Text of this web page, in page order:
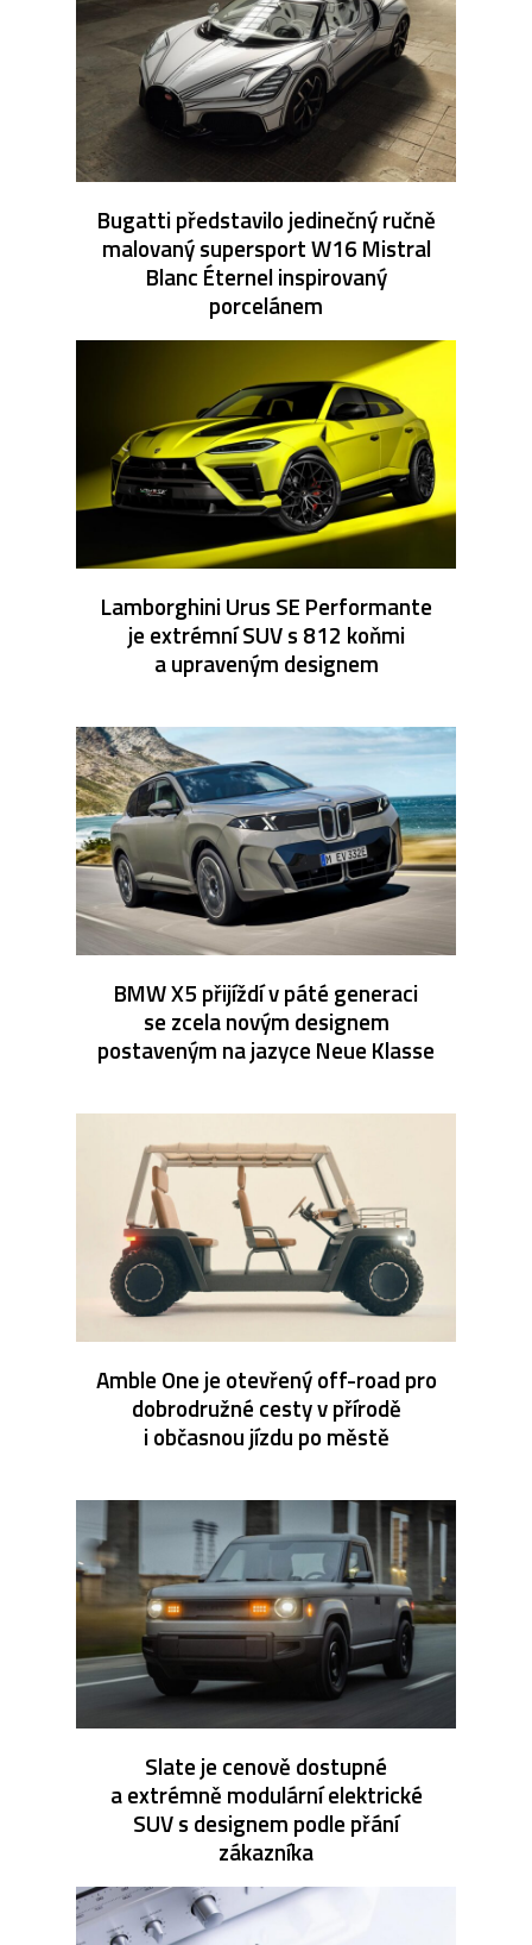
Bugatti představilo jedinečný ručně
malovaný supersport W16 Mistral
Blanc Éternel inspirovaný
porcelánem
Lamborghini Urus SE Performante
je extrémní SUV s 812 koňmi
a upraveným designem
BMW X5 přijíždí v páté generaci
se zcela novým designem
postaveným na jazyce Neue Klasse
Amble One je otevřený off-road pro
dobrodružné cesty v přírodě
i občasnou jízdu po městě
Slate je cenově dostupné
a extrémně modulární elektrické
SUV s designem podle přání
zákazníka